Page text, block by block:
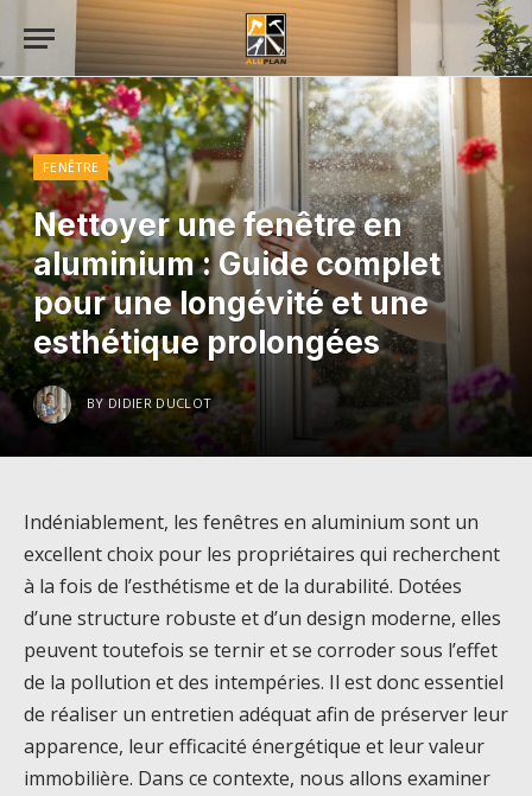
FENÊTRE
Nettoyer une fenêtre en
aluminium : Guide complet
pour une longévité et une
esthétique prolongées
BY DIDIER DUCLOT
Indéniablement, les fenêtres en aluminium sont un
excellent choix pour les propriétaires qui recherchent
à la fois de l’esthétisme et de la durabilité. Dotées
d’une structure robuste et d’un design moderne, elles
peuvent toutefois se ternir et se corroder sous l’effet
de la pollution et des intempéries. Il est donc essentiel
de réaliser un entretien adéquat afin de préserver leur
apparence, leur efficacité énergétique et leur valeur
immobilière. Dans ce contexte, nous allons examiner